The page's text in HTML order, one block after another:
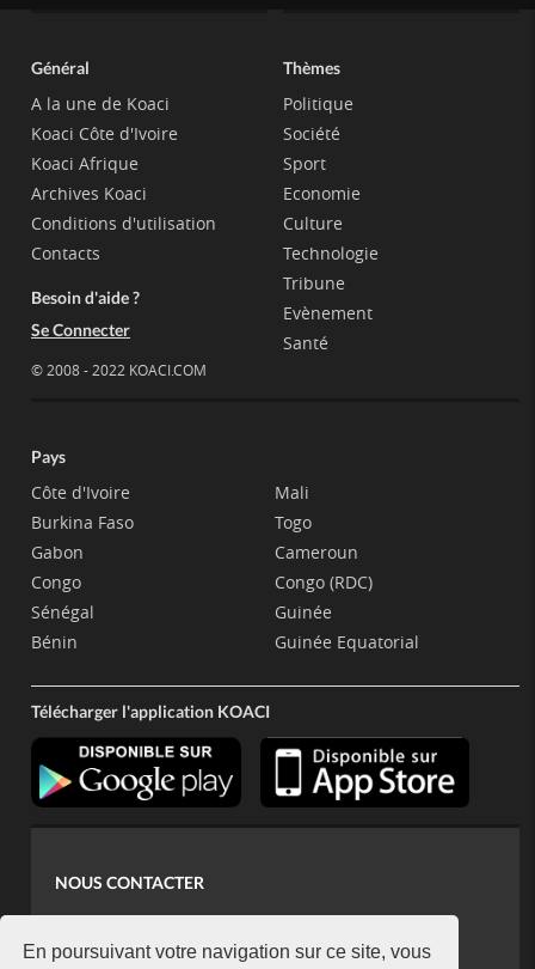
En poursuivant votre navigation sur ce site, vous
Général
A la une de Koaci
Koaci Côte d'Ivoire
Koaci Afrique
Archives Koaci
Conditions d'utilisation
Contacts
Besoin d'aide ?
Se Connecter
© 2008 - 2022 KOACI.COM
Thèmes
Politique
Société
Sport
Economie
Culture
Technologie
Tribune
Evènement
Santé
Pays
Côte d'Ivoire
Burkina Faso
Gabon
Congo
Sénégal
Bénin
Mali
Togo
Cameroun
Congo (RDC)
Guinée
Guinée Equatorial
Télécharger l'application KOACI
NOUS CONTACTER
koaci@yahoo.fr